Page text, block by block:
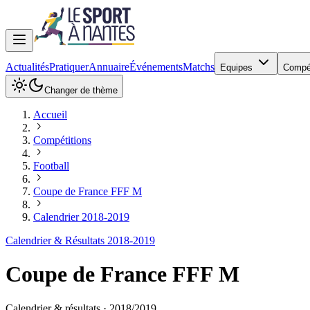
ActualitésPratiquerAnnuaireÉvénementsMatchs Equipes
Changer de thème
Accueil
Compétitions
Football
Coupe de France FFF M
Calendrier 2018-2019
Calendrier & Résultats 2018-2019
Coupe de France FFF M